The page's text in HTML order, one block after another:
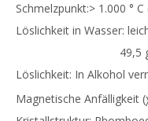
Schmelzpunkt:> 1.000 ° C
Löslichkeit in Wasser:
49,5 g / 100
Löslichkeit: In Alkohol
Magnetische Anfälligkeit